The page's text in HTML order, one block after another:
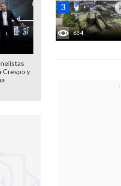
654
Crespo y